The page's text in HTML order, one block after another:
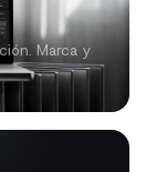
Marca y